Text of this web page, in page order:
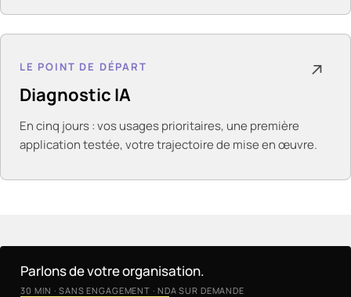
LE POINT DE DÉPART
Diagnostic IA
En cinq jours : vos usages prioritaires, une première
application testée, votre trajectoire de mise en œuvre.
↗
Parlons de votre organisation.
30 MIN · SANS ENGAGEMENT · NDA SUR DEMANDE